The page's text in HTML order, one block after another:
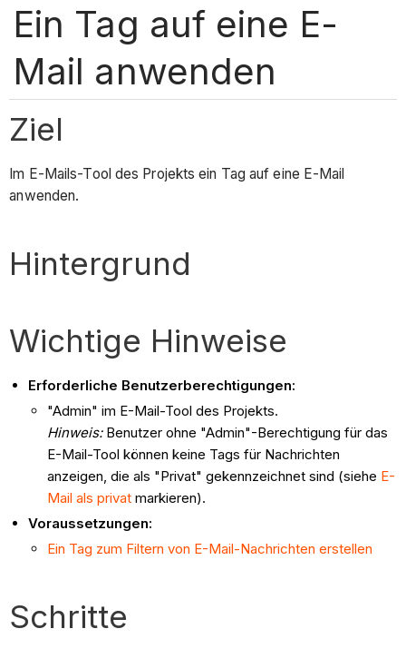
Ein Tag auf eine E-
Mail anwenden
Ziel
Im E-Mails-Tool des Projekts ein Tag auf eine E-Mail
anwenden.
Hintergrund
Wichtige Hinweise
Erforderliche Benutzerberechtigungen:
"Admin" im E-Mail-Tool des Projekts.
Hinweis:Benutzer ohne "Admin"-Berechtigung für das
E-Mail-Tool können keine Tags für Nachrichten
anzeigen, die als "Privat" gekennzeichnet sind (siehe E-
Mail als privat markieren).
Voraussetzungen:
Ein Tag zum Filtern von E-Mail-Nachrichten erstellen
Schritte